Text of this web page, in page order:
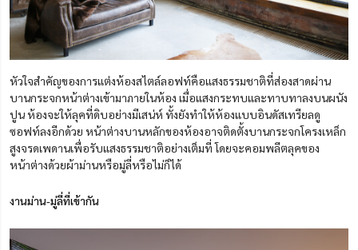
หัวใจสำคัญของการแต่งห้องสไตล์ลอฟท์คือแสงธรรมชาติที่ส่องสาดผ่าน
บานกระจกหน้าต่างเข้ามาภายในห้อง เมื่อแสงกระทบและทาบทาลงบนผนัง
ปูน ห้องจะให้ลุคที่ดิบอย่างมีเสน่ห์ ทั้งยังทำให้ห้องแบบอินดัสเทรียลดู
ซอฟท์ลงอีกด้วย หน้าต่างบานหลักของห้องอาจติดตั้งบานกระจกโครงเหล็ก
สูงจรดเพดานเพื่อรับแสงธรรมชาติอย่างเต็มที่ โดยจะคอมพลีตลุคของ
หน้าต่างด้วยผ้าม่านหรือมู่ลี่หรือไม่ก็ได้
งานม่าน-มู่ลี่ที่เข้ากัน